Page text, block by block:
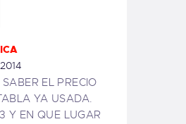
EL PRECIO
YA USADA.
Y EN QUE LUGAR